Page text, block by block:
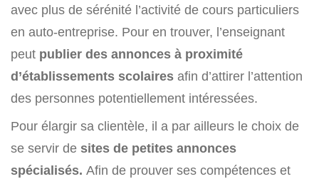
avec plus de sérénité l’activité de cours particuliers
en auto-entreprise. Pour en trouver, l’enseignant
peut publier des annonces à proximité
d’établissements scolaires afin d’attirer l’attention
des personnes potentiellement intéressées.
Pour élargir sa clientèle, il a par ailleurs le choix de
se servir de sites de petites annonces
spécialisés. Afin de prouver ses compétences et